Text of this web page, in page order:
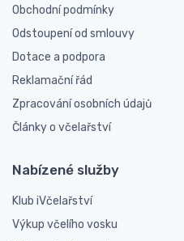
Obchodní podmínky
Odstoupení od smlouvy
Dotace a podpora
Reklamační řád
Zpracování osobních údajů
Články o včelařství
Nabízené služby
Klub iVčelařství
Výkup včelího vosku